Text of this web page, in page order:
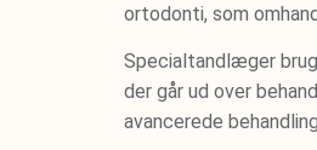
ortodonti, som
Specialtandlæger
der går ud over
avancerede